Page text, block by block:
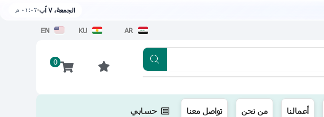
الجمعة، ٧ آب ٠١:٠٢ م
AR
KU
EN
0
تطبيقنا متوفر الآن على متجر أبل اضغط
أعمالنا من نحن تواصل معنا حسابي